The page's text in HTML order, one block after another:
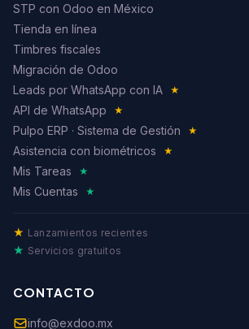
STP con Odoo en México
Tienda en línea
Timbres fiscales
Migración de Odoo
Leads por WhatsApp con IA
★
API de WhatsApp ★
Pulpo ERP · Sistema de Gestión ★
Asistencia con biométricos ★
Mis Tareas ★
Mis Cuentas ★
★ Lanzamientos recientes
★ Servicios gratuitos
CONTACTO
info@exdoo.mx